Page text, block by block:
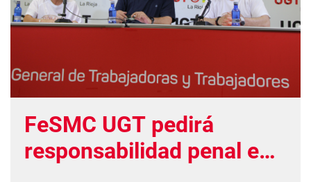
FeSMC UGT pedirá
responsabilidad penal en